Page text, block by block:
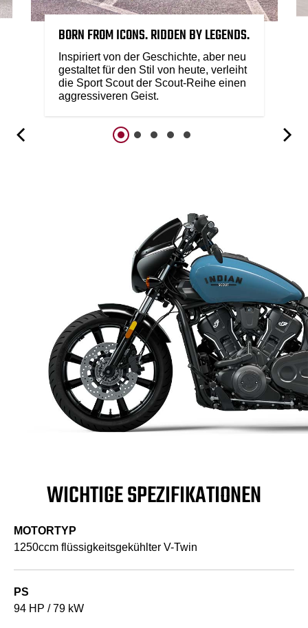
BORN FROM ICONS. RIDDEN BY LEGENDS.
Inspiriert von der Geschichte, aber neu
gestaltet für den Stil von heute, verleiht
die Sport Scout der Scout-Reihe einen
aggressiveren Geist.
WICHTIGE SPEZIFIKATIONEN
MOTORTYP
1250ccm flüssigkeitsgekühlter V-Twin
PS
94 HP / 79 kW